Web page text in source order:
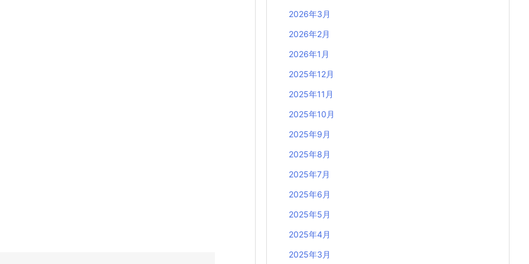
2026年3月
2026年2月
2026年1月
2025年12月
2025年11月
2025年10月
2025年9月
2025年8月
2025年7月
2025年6月
2025年5月
2025年4月
2025年3月